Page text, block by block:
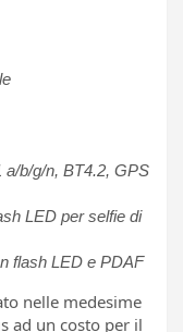
a/b/g/n, BT4.2, GPS
LED per selfie di
flash LED e PDAF
nelle medesime
ad un costo per il